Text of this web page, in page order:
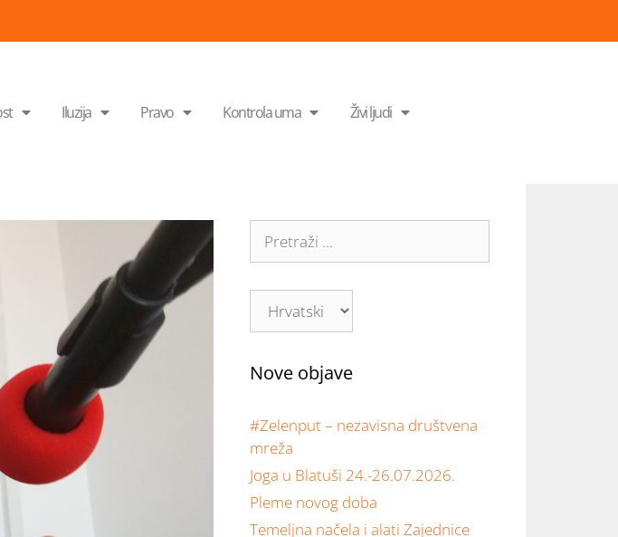
Iluzija Pravo Kontrola uma Živi ljudi
Nove objave
#Zelenput – nezavisna društvena
mreža
Joga u Blatuši 24.-26.07.2026.
Pleme novog doba
Temeljna načela i alati Zajednice